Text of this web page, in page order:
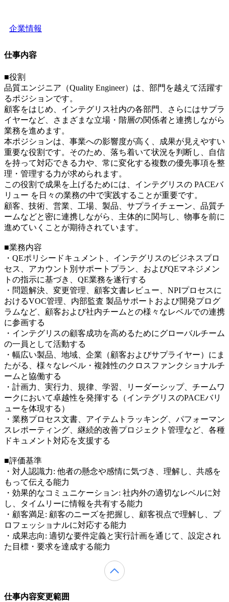
企業情報
仕事内容
■役割
品質エンジニア（Quality Engineer）は、部門を越えて活躍す
るポジションです。
顧客をはじめ、インテグリス社内の各部門、さらにはサプラ
イヤーなど、さまざまな立場・階層の関係者と連携しながら
業務を進めます。
本ポジションは、事業への影響度が高く、成果が見えやすい
重要な役割です。そのため、落ち着いて状況を判断し、自信
を持って対応できる力や、常に変化する複数の優先事項を整
理・管理する力が求められます。
この役割で成果を上げるためには、インテグリスの PACEバ
リュー を日々の業務の中で実践することが重要です。
顧客、技術、営業、工場、製品、サプライチェーン、品質チ
ームなどと密に連携しながら、主体的に関与し、物事を前に
進めていくことが期待されています。
■業務内容
・QEポリシードキュメント、インテグリスのビジネスプロ
セス、アカウント別サポートプラン、およびQEマネジメン
トの指示に基づき、QE業務を遂行する
・問題解決、変更管理、顧客文書レビュー、NPIプロセスに
おけるVOC管理、内部監査 製品サポートおよび開発プログ
ラムなど、顧客および社内チームとの様々なレベルでの連携
に参画する
・インテグリスの顧客成功を高めるためにグローバルチーム
の一員として活動する
・幅広い製品、地域、企業（顧客およびサプライヤー）にま
たがる、様々なレベル・複雑性のクロスファンクショナルチ
ームと協働する
・計画力、実行力、規律、学習、リーダーシップ、チームワ
ークにおいて卓越性を発揮する（インテグリスのPACEバリ
ューを体現する）
・業務プロセス文書、アイテムトラッキング、パフォーマン
スレポーティング、継続的改善プロジェクト管理など、各種
ドキュメント対応を支援する
■評価基準
・対人認識力: 他者の懸念や感情に気づき、理解し、共感を
もって伝える能力
・効果的なコミュニケーション: 社内外の適切なレベルに対
し、タイムリーに情報を共有する能力
・顧客満足: 顧客のニーズを把握し、顧客視点で理解し、プ
ロフェッショナルに対応する能力
・成果志向: 適切な要件定義と実行計画を通じて、設定され
た目標・要求を達成する能力
仕事内容変更範囲